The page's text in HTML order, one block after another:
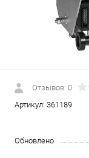
Отзывов: 0
Артикул: 361189
Обновлено